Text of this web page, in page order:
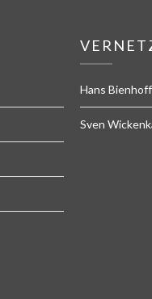
Hans Bienhoff
Sven